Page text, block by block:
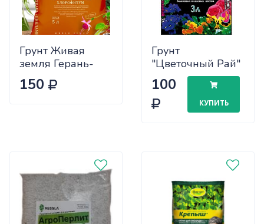
Грунт Живая
земля Герань-
цикламен-
хлорофитум 5л
150
Грунт
"Цветочный Рай"
Цветочный 3л
БХЗ х6/540
100
КУПИТЬ